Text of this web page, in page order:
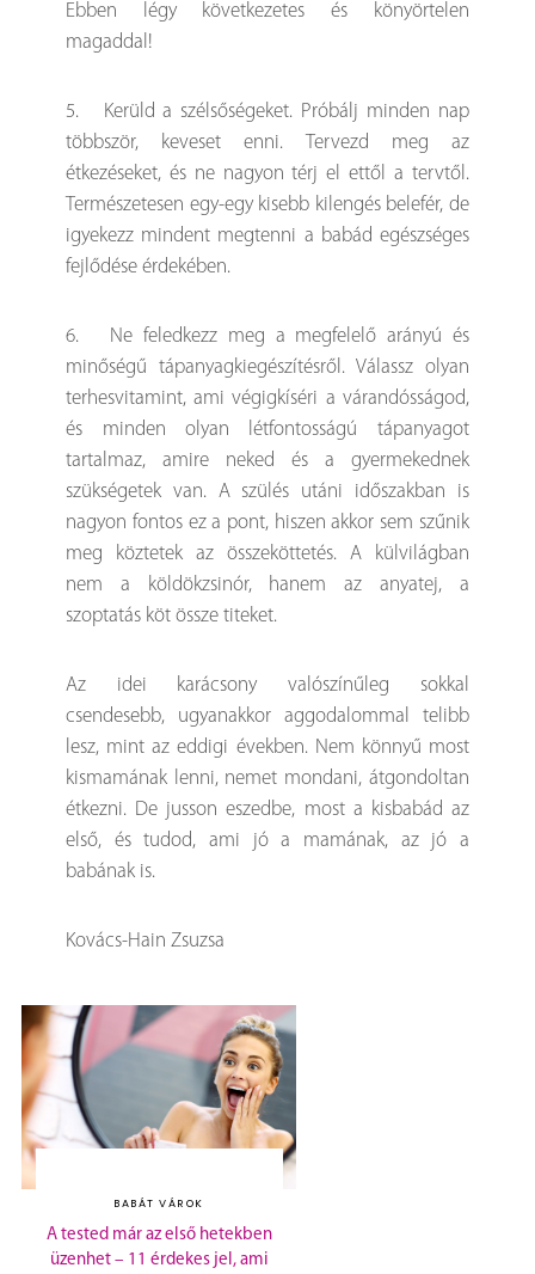
Ebben légy következetes és könyörtelen
magaddal!
5. Kerüld a szélsőségeket. Próbálj minden nap
többször, keveset enni. Tervezd meg az
étkezéseket, és ne nagyon térj el ettől a tervtől.
Természetesen egy-egy kisebb kilengés belefér, de
igyekezz mindent megtenni a babád egészséges
fejlődése érdekében.
6. Ne feledkezz meg a megfelelő arányú és
minőségű tápanyagkiegészítésről. Válassz olyan
terhesvitamint, ami végigkíséri a várandósságod,
és minden olyan létfontosságú tápanyagot
tartalmaz, amire neked és a gyermekednek
szükségetek van. A szülés utáni időszakban is
nagyon fontos ez a pont, hiszen akkor sem szűnik
meg köztetek az összeköttetés. A külvilágban
nem a köldökzsinór, hanem az anyatej, a
szoptatás köt össze titeket.
Az idei karácsony valószínűleg sokkal
csendesebb, ugyanakkor aggodalommal telibb
lesz, mint az eddigi években. Nem könnyű most
kismamának lenni, nemet mondani, átgondoltan
étkezni. De jusson eszedbe, most a kisbabád az
első, és tudod, ami jó a mamának, az jó a
babának is.
Kovács-Hain Zsuzsa
BABÁT VÁROK
A tested már az első hetekben
üzenhet – 11 érdekes jel, ami